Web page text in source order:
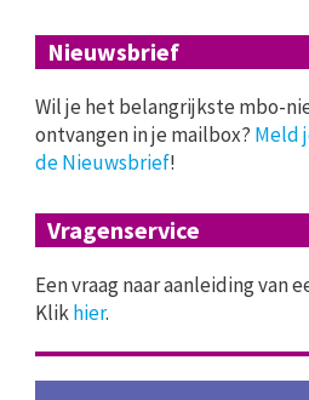
Nieuwsbrief
Wil je het belangrijkste mbo-
ontvangen in je mailbox? Meld
de Nieuwsbrief!
Vragenservice
Een vraag naar aanleiding van
Klikhier.